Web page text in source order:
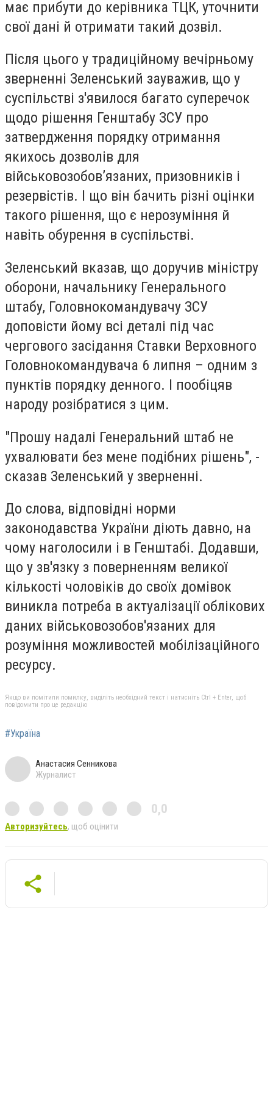
має прибути до керівника ТЦК, уточнити
свої дані й отримати такий дозвіл.
Після цього у традиційному вечірньому
зверненні Зеленський зауважив, що у
суспільстві з'явилося багато суперечок
щодо рішення Генштабу ЗСУ про
затвердження порядку отримання
якихось дозволів для
військовозобов’язаних, призовників і
резервістів. І що він бачить різні оцінки
такого рішення, що є нерозуміння й
навіть обурення в суспільстві.
Зеленський вказав, що доручив міністру
оборони, начальнику Генерального
штабу, Головнокомандувачу ЗСУ
доповісти йому всі деталі під час
чергового засідання Ставки Верховного
Головнокомандувача 6 липня – одним з
пунктів порядку денного. І пообіцяв
народу розібратися з цим.
"Прошу надалі Генеральний штаб не
ухвалювати без мене подібних рішень", -
сказав Зеленський у зверненні.
До слова, відповідні норми
законодавства України діють давно, на
чому наголосили і в Генштабі. Додавши,
що у зв'язку з поверненням великої
кількості чоловіків до своїх домівок
виникла потреба в актуалізації облікових
даних військовозобов'язаних для
розуміння можливостей мобілізаційного
ресурсу.
Якщо ви помітили помилку, виділіть необхідний текст і натисніть Ctrl + Enter, щоб
повідомити про це редакцію
#Україна
Анастасия Сенникова
Журналист
0,0
Авторизуйтесь, щоб оцінити